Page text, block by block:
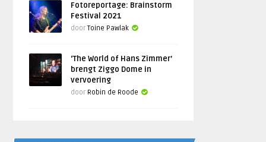
Fotoreportage: Brainstorm
Festival 2021
doorToine Pawlak
‘The World of Hans Zimmer’
brengt Ziggo Dome in
vervoering
door Robin de Roode